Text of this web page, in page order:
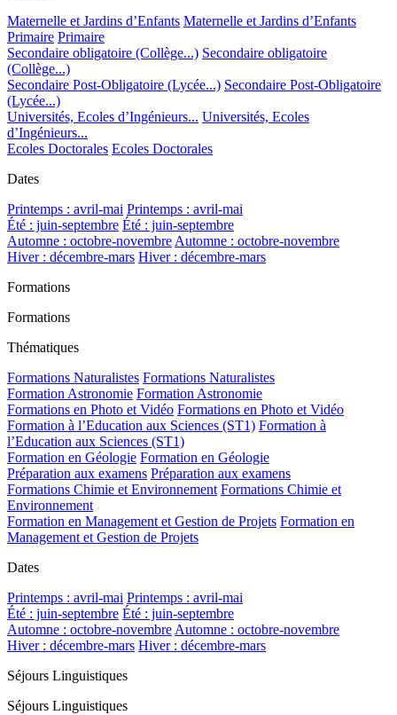
Maternelle et Jardins d’Enfants Maternelle et Jardins d’Enfants
Primaire Primaire
Secondaire obligatoire (Collège...) Secondaire obligatoire
(Collège...)
Secondaire Post-Obligatoire (Lycée...) Secondaire Post-Obligatoire
(Lycée...)
Universités, Ecoles d’Ingénieurs... Universités, Ecoles
d’Ingénieurs...
Ecoles Doctorales Ecoles Doctorales
Dates
Printemps : avril-mai Printemps : avril-mai
Été : juin-septembre Été : juin-septembre
Automne : octobre-novembreAutomne : octobre-novembre
Hiver : décembre-mars Hiver : décembre-mars
Formations
Formations
Thématiques
Formations Naturalistes Formations Naturalistes
Formation Astronomie Formation Astronomie
Formations en Photo et Vidéo Formations en Photo et Vidéo
Formation à l’Education aux Sciences (ST1) Formation à
l’Education aux Sciences (ST1)
Formation en Géologie Formation en Géologie
Préparation aux examens Préparation aux examens
Formations Chimie et Environnement Formations Chimie et
Environnement
Formation en Management et Gestion de Projets Formation en
Management et Gestion de Projets
Dates
Printemps : avril-mai Printemps : avril-mai
Été : juin-septembre Été : juin-septembre
Automne : octobre-novembreAutomne : octobre-novembre
Hiver : décembre-mars Hiver : décembre-mars
Séjours Linguistiques
Séjours Linguistiques